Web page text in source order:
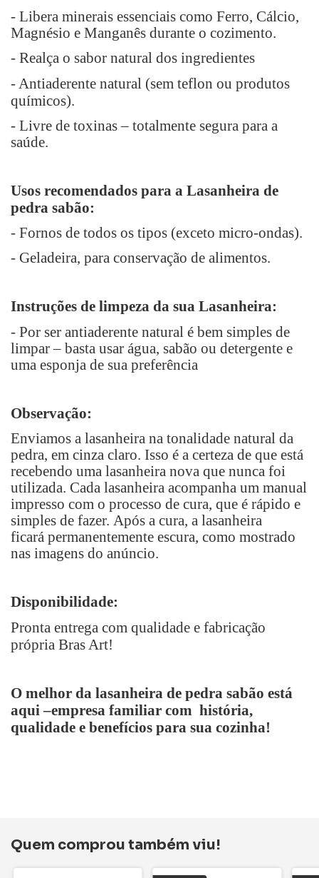
- Libera minerais essenciais como Ferro, Cálcio,
Magnésio e Manganês durante o cozimento.
- Realça o sabor natural dos ingredientes
- Antiaderente natural (sem teflon ou produtos
químicos).
- Livre de toxinas – totalmente segura para a
saúde.
Usos recomendados para a Lasanheira de
pedra sabão:
- Fornos de todos os tipos (exceto micro-ondas).
- Geladeira, para conservação de alimentos.
Instruções de limpeza da sua Lasanheira:
- Por ser antiaderente natural é bem simples de
limpar– basta usar água, sabão ou detergente e
uma esponja de sua preferência
Observação:
Enviamos a lasanheira na tonalidade natural da
pedra, em cinza claro. Isso é a certeza de que está
recebendo uma lasanheira nova que nunca foi
utilizada. Cada lasanheira acompanha um manual
impresso com o processo de cura, que é rápido e
simples de fazer. Após a cura, a lasanheira
ficará permanentemente escura, como mostrado
nas imagens do anúncio.
Disponibilidade:
Pronta entrega com qualidade e fabricação
própria Bras Art!
O melhor da lasanheira de pedra sabão está
aqui –empresa familiar com história,
qualidade e benefícios para sua cozinha!
Quem comprou também viu!